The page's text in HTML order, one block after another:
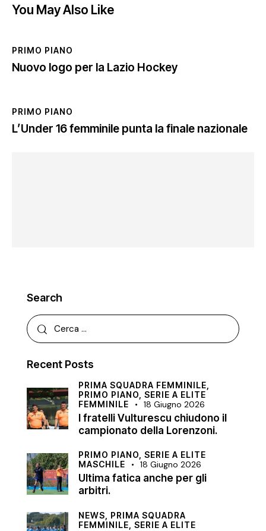
You May Also Like
PRIMO PIANO
Nuovo logo per la Lazio Hockey
PRIMO PIANO
L’Under 16 femminile punta la finale nazionale
Search
Recent Posts
PRIMA SQUADRA FEMMINILE,
PRIMO PIANO, SERIE A ELITE
FEMMINILE
18 Giugno 2026
I fratelli Vulturescu chiudono il
campionato della Lorenzoni.
PRIMO PIANO, SERIE A ELITE
MASCHILE
18 Giugno 2026
Ultima fatica anche per gli
arbitri.
NEWS, PRIMA SQUADRA
FEMMINILE, SERIE A ELITE